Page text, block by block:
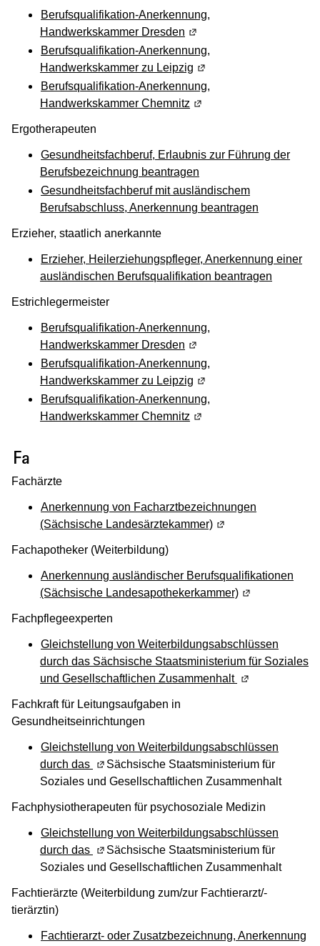
Berufsqualifikation-Anerkennung,
Handwerkskammer Dresden (Wird in einem neuen
Berufsqualifikation-Anerkennung,
Handwerkskammer zu Leipzig (Wird in einem neuen
Berufsqualifikation-Anerkennung,
Handwerkskammer Chemnitz (Wird in einem neuen
Ergotherapeuten
Gesundheitsfachberuf, Erlaubnis zur Führung der
Berufsbezeichnung beantragen
Gesundheitsfachberuf mit ausländischem
Berufsabschluss, Anerkennung beantragen
Erzieher, staatlich anerkannte
Erzieher, Heilerziehungspfleger, Anerkennung einer
ausländischen Berufsqualifikation beantragen
Estrichlegermeister
Berufsqualifikation-Anerkennung,
Handwerkskammer Dresden (Wird in einem neuen
Berufsqualifikation-Anerkennung,
Handwerkskammer zu Leipzig (Wird in einem neuen
Berufsqualifikation-Anerkennung,
Handwerkskammer Chemnitz (Wird in einem neuen
(Wird in einem neuen Fenster
Fa
Fachärzte
Anerkennung von Facharztbezeichnungen
(Sächsische Landesärztekammer) (Wird in einem
Fachapotheker (Weiterbildung)
Anerkennung ausländischer Berufsqualifikationen
(Sächsische Landesapothekerkammer) (Wird in einem
Fachpflegeexperten
Gleichstellung von Weiterbildungsabschlüssen
durch das Sächsische Staatsministerium für Soziales
und Gesellschaftlichen Zusammenhalt (Wird in einem
Fachkraft für Leitungsaufgaben in
Gesundheitseinrichtungen
Gleichstellung von Weiterbildungsabschlüssen
durch das (Wird in einem neuen Fenster geöffnet)
Sächsische Staatsministerium für
Soziales und Gesellschaftlichen Zusammenhalt
Fachphysiotherapeuten für psychosoziale Medizin
Gleichstellung von Weiterbildungsabschlüssen
durch das (Wird in einem neuen Fenster geöffnet)
Sächsische Staatsministerium für
Soziales und Gesellschaftlichen Zusammenhalt
Fachtierärzte (Weiterbildung zum/zur Fachtierarzt/-
tierärztin)
Fachtierarzt- oder Zusatzbezeichnung, Anerkennung